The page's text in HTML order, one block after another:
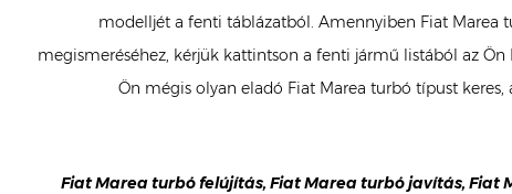
modelljét a fenti táblázatból. Amennyiben Fiat Marea
megismeréséhez, kérjük kattintson a fenti jármű listából az
Ön mégis olyan eladó Fiat Marea turbó típust
Fiat Marea turbó felújítás, Fiat Marea turbó javítás,